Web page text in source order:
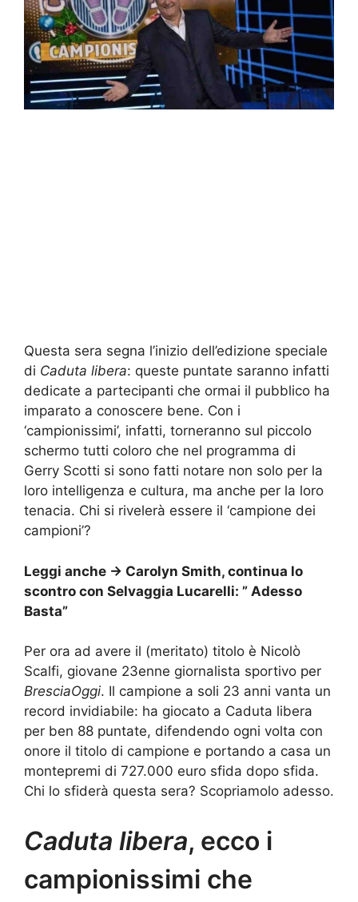
Questa sera segna l’inizio dell’edizione speciale
di Caduta libera: queste puntate saranno infatti
dedicate a partecipanti che ormai il pubblico ha
imparato a conoscere bene. Con i
‘campionissimi’, infatti, torneranno sul piccolo
schermo tutti coloro che nel programma di
Gerry Scotti si sono fatti notare non solo per la
loro intelligenza e cultura, ma anche per la loro
tenacia. Chi si rivelerà essere il ‘campione dei
campioni’?
Leggi anche -> Carolyn Smith, continua lo
scontro con Selvaggia Lucarelli: ” Adesso
Basta”
Per ora ad avere il (meritato) titolo è Nicolò
Scalfi, giovane 23enne giornalista sportivo per
BresciaOggi. Il campione a soli 23 anni vanta un
record invidiabile: ha giocato a Caduta libera
per ben 88 puntate, difendendo ogni volta con
onore il titolo di campione e portando a casa un
montepremi di 727.000 euro sfida dopo sfida.
Chi lo sfiderà questa sera? Scopriamolo adesso.
Caduta libera, ecco i
campionissimi che